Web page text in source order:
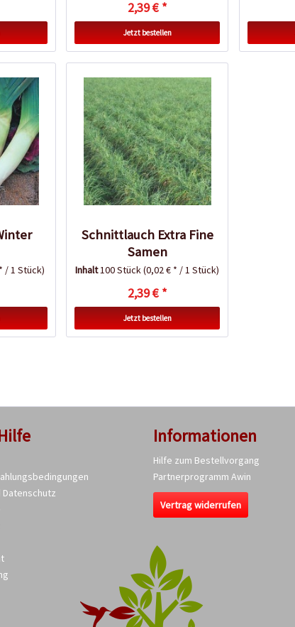
2,39 € *
Jetzt bestellen
/ 1 Stück)
Schnittlauch Extra Fine
Samen
Inhalt100 Stück(0,02 € * / 1 Stück)
2,39 € *
Jetzt bestellen
Informationen
Hilfe zum Bestellvorgang
Partnerprogramm Awin
Vertrag widerrufen